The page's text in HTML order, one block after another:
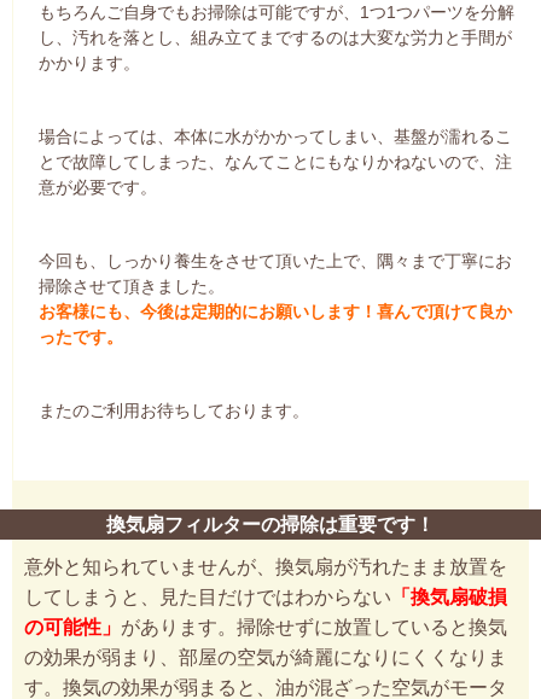
もちろんご自身でもお掃除は可能ですが、1つ1つパーツを分解
し、汚れを落とし、組み立てまでするのは大変な労力と手間が
かかります。
場合によっては、本体に水がかかってしまい、基盤が濡れるこ
とで故障してしまった、なんてことにもなりかねないので、注
意が必要です。
今回も、しっかり養生をさせて頂いた上で、隅々まで丁寧にお
掃除させて頂きました。
お客様にも、今後は定期的にお願いします！喜んで頂けて良か
ったです。
またのご利用お待ちしております。
換気扇フィルターの掃除は重要です！
意外と知られていませんが、換気扇が汚れたまま放置を
してしまうと、見た目だけではわからない 「換気扇破損
の可能性」 があります。掃除せずに放置していると換気
の効果が弱まり、部屋の空気が綺麗になりにくくなりま
す。換気の効果が弱まると、油が混ざった空気がモータ